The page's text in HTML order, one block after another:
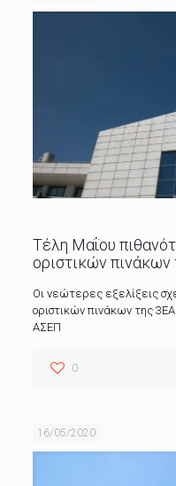
Τέλη Μαΐου
οριστικών
Οι νεώτερες εξελίξεις
οριστικών πινάκων της
ΑΣΕΠ
0
16/05/2020